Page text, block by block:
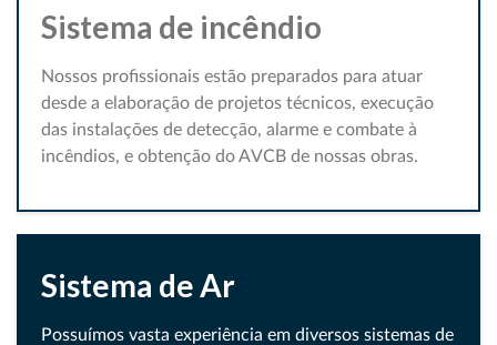
Sistema de incêndio
Nossos profissionais estão preparados para atuar
desde a elaboração de projetos técnicos, execução
das instalações de detecção, alarme e combate à
incêndios, e obtenção do AVCB de nossas obras.
Sistema de Ar
Possuímos vasta experiência em diversos sistemas de